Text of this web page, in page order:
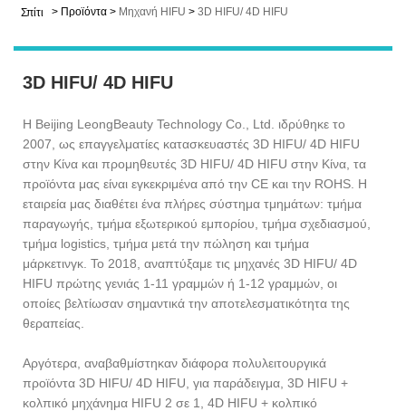
Σπίτι > Προϊόντα > Μηχανή HIFU > 3D HIFU/ 4D HIFU
3D HIFU/ 4D HIFU
Η Beijing LeongBeauty Technology Co., Ltd. ιδρύθηκε το
2007, ως επαγγελματίες κατασκευαστές 3D HIFU/ 4D HIFU
στην Κίνα και προμηθευτές 3D HIFU/ 4D HIFU στην Κίνα, τα
προϊόντα μας είναι εγκεκριμένα από την CE και την ROHS. Η
εταιρεία μας διαθέτει ένα πλήρες σύστημα τμημάτων: τμήμα
παραγωγής, τμήμα εξωτερικού εμπορίου, τμήμα σχεδιασμού,
τμήμα logistics, τμήμα μετά την πώληση και τμήμα
μάρκετινγκ. Το 2018, αναπτύξαμε τις μηχανές 3D HIFU/ 4D
HIFU πρώτης γενιάς 1-11 γραμμών ή 1-12 γραμμών, οι
οποίες βελτίωσαν σημαντικά την αποτελεσματικότητα της
θεραπείας.
Αργότερα, αναβαθμίστηκαν διάφορα πολυλειτουργικά
προϊόντα 3D HIFU/ 4D HIFU, για παράδειγμα, 3D HIFU +
κολπικό μηχάνημα HIFU 2 σε 1, 4D HIFU + κολπικό